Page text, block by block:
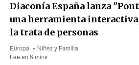
Diaconía España lanza
una herramienta
la trata de personas
Europa
Niñez y Familia
Lee en 6 mins